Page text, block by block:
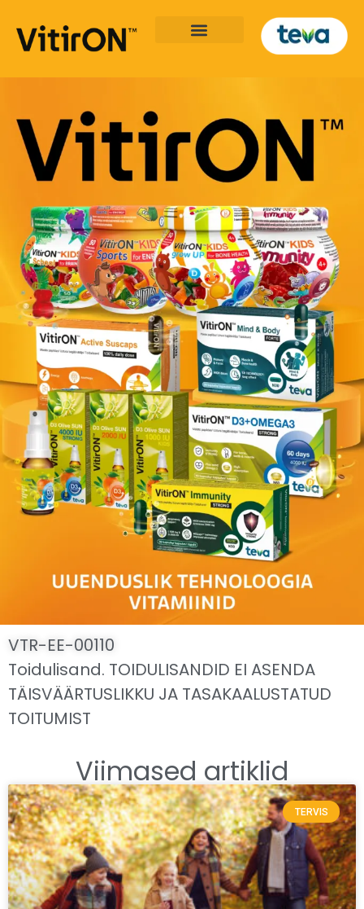
VTR-EE-00110
Toidulisand. TOIDULISANDID EI ASENDA
TÄISVÄÄRTUSLIKKU JA TASAKAALUSTATUD
TOITUMIST
Viimased artiklid
TERVIS